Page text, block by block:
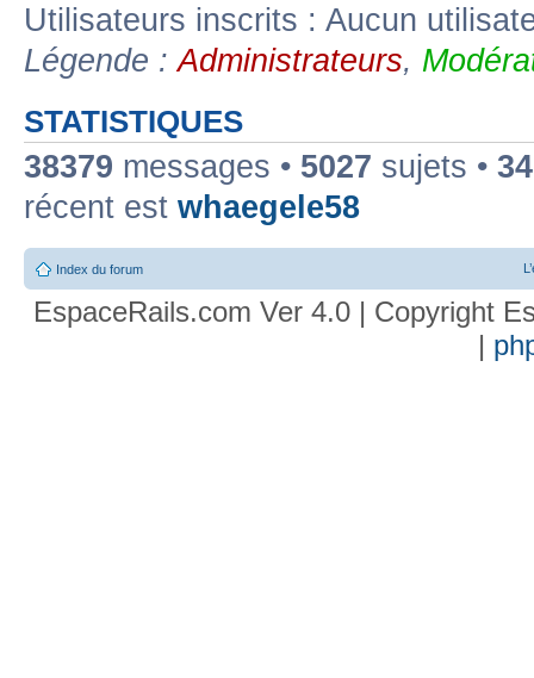
Utilisateurs inscrits : Aucun
Légende :Administrateurs,
STATISTIQUES
38379 messages • 5027 sujets •
récent est whaegele58
Index du forum
EspaceRails.com Ver 4.0 | Copyright
|